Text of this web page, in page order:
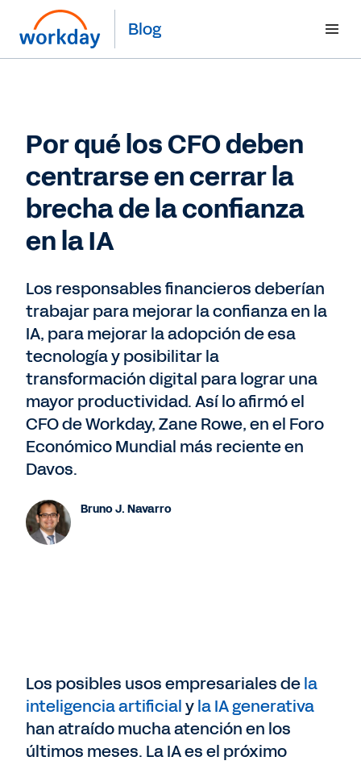
Blog
Por qué los CFO deben
centrarse en cerrar la
brecha de la confianza
en la IA
Los responsables financieros deberían
trabajar para mejorar la confianza en la
IA, para mejorar la adopción de esa
tecnología y posibilitar la
transformación digital para lograr una
mayor productividad. Así lo afirmó el
CFO de Workday, Zane Rowe, en el Foro
Económico Mundial más reciente en
Davos.
Bruno J. Navarro
Los posibles usos empresariales dela
inteligencia artificialyla IA generativa
han atraído mucha atención en los
últimos meses. La IA es el próximo